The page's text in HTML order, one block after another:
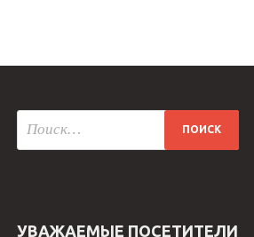
УВАЖАЕМЫЕ ПОСЕТИТЕЛИ